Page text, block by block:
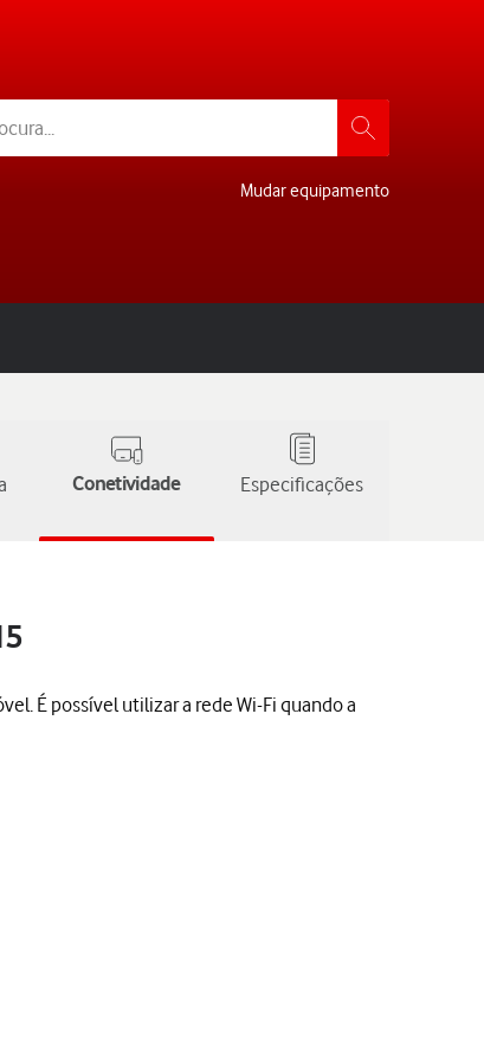
Mudar equipamento
Conetividade Especificações
É possível utilizar a rede Wi-Fi quando a